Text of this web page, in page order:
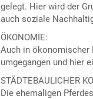
gelegt. Hier wird der
auch soziale
ÖKONOMIE:
Auch in ökonomischer
umgegangen und hier
STÄDTEBAULICHER
Die ehemaligen